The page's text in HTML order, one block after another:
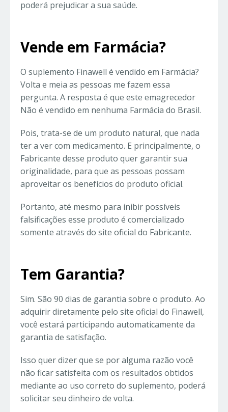
poderá prejudicar a sua saúde.
Vende em Farmácia?
O suplemento Finawell é vendido em Farmácia?
Volta e meia as pessoas me fazem essa
pergunta. A resposta é que este emagrecedor
Não é vendido em nenhuma Farmácia do Brasil.
Pois, trata-se de um produto natural, que nada
ter a ver com medicamento. E principalmente, o
Fabricante desse produto quer garantir sua
originalidade, para que as pessoas possam
aproveitar os benefícios do produto oficial.
Portanto, até mesmo para inibir possíveis
falsificações esse produto é comercializado
somente através do site oficial do Fabricante.
Tem Garantia?
Sim. São 90 dias de garantia sobre o produto. Ao
adquirir diretamente pelo site oficial do Finawell,
você estará participando automaticamente da
garantia de satisfação.
Isso quer dizer que se por alguma razão você
não ficar satisfeita com os resultados obtidos
mediante ao uso correto do suplemento, poderá
solicitar seu dinheiro de volta.